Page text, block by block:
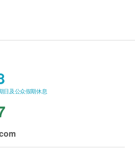
抓伤、擦伤、割伤或烫伤）
及化学物，入口无害
Association 认可生产UMF
，牌照号码1032。
膏是The Honey Collection旗下
3-5个工作天内安排发货。
节日而有所影响。 当八号烈
雨警告生效时，送货服务时间
货品的供应情况再作最后确
能提供任何订单上的货品，生
订单，并且会于送货前透过电
日及公众假期休息